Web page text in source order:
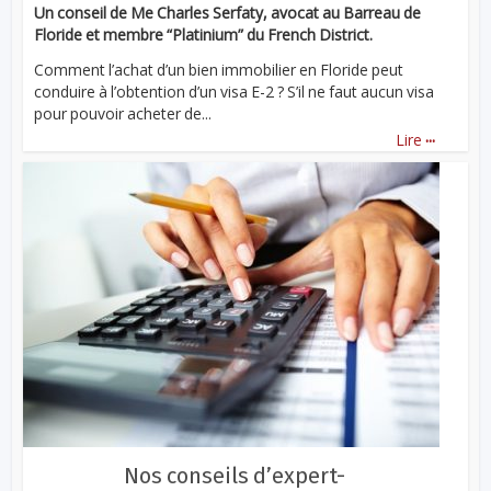
Un conseil de Me Charles Serfaty, avocat au Barreau de
Floride et membre “Platinium” du French District.
Comment l’achat d’un bien immobilier en Floride peut
conduire à l’obtention d’un visa E-2 ? S’il ne faut aucun visa
pour pouvoir acheter de...
Lire ...
Nos conseils d’expert-